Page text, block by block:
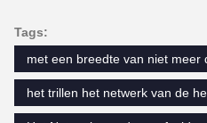
Tags:
met een breedte van niet meer
het trillen het netwerk van de